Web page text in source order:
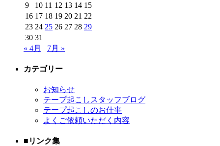
9
10 11 12 13 14 15
16 17 18 19 20 21 22
23 24 25 26 27 28 29
30 31
« 4月
7月 »
カテゴリー
お知らせ
テープ起こしスタッフブログ
テープ起こしのお仕事
よくご依頼いただく内容
■リンク集